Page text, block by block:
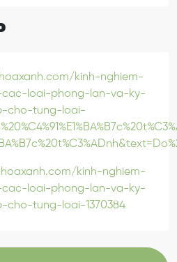
kinh-nghiem-
loai-phong-lan-va-ky-
cho-tung-loai-
kinh-nghiem-
loai-phong-lan-va-ky-
tung-loai-1370384